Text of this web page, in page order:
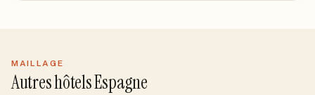
MAILLAGE
Autres hôtels Espagne